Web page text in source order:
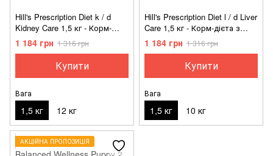
Hill's Prescription Diet k / d
Kidney Care 1,5 кг - Корм-
дієта для собак при
хронічних захворюваннях
нирок та серця
1 184 грн 1 316 грн
Купити
Вага
1,5 кг 12 кг
Hill's Prescription Diet l / d Liver
Care 1,5 кг - Корм-дієта з
куркою для собак при
захворюваннях печінки
1 184 грн 1 316 грн
Купити
Вага
1,5 кг 10 кг
АКЦІЙНА ПРОПОЗИЦІЯ